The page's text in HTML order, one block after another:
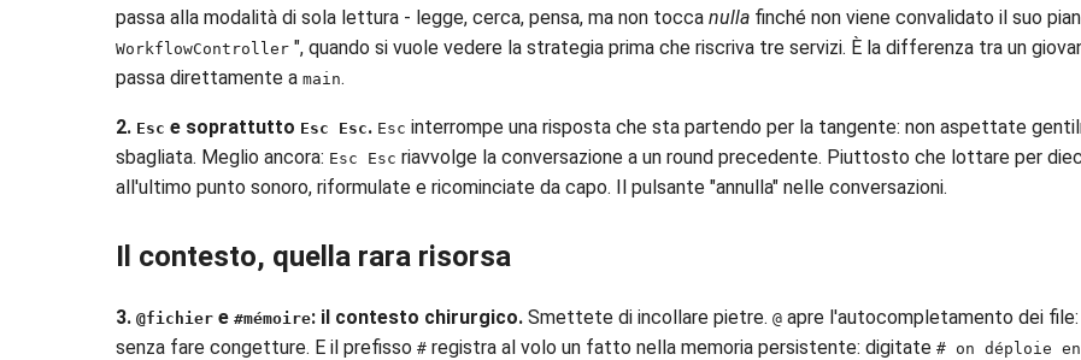
passa alla modalità di sola lettura - legge, cerca, pensa, ma non tocca nulla finché non viene convalidato il suo
WorkflowController ", quando si vuole vedere la strategia prima che riscriva tre servizi. È la differenza tra un
passa direttamente a main.
2. Esc e soprattutto Esc Esc. Esc interrompe una risposta che sta partendo per la tangente: non aspettate
sbagliata. Meglio ancora: Esc Esc riavvolge la conversazione a un round precedente. Piuttosto che lottare per
all'ultimo punto sonoro, riformulate e ricominciate da capo. Il pulsante "annulla" nelle conversazioni.
Il contesto, quella rara risorsa
3. @fichier e #mémoire: il contesto chirurgico. Smettete di incollare pietre. @ apre l'autocompletamento dei file:
senza fare congetture. E il prefisso # registra al volo un fatto nella memoria persistente: digitate # on déploie